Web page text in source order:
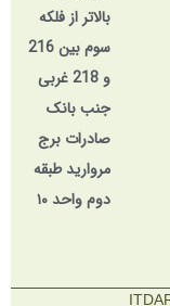
بالاتر از فلکه
سوم بین 216
و 218 غربی
جنب بانک
صادرات برج
مروارید طبقه
دوم واحد ۱۰